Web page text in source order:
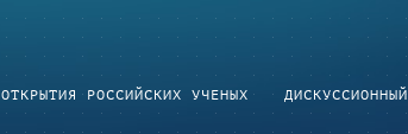
ОТКРЫТИЯ РОССИЙСКИХ УЧЕНЫХ